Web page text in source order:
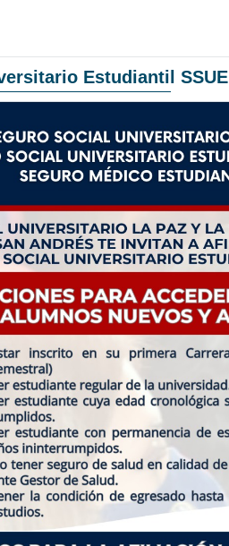
Estudiantil SSUE